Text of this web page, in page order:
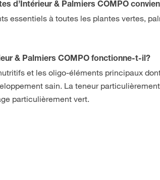
d’Intérieur & Palmiers COMPO
essentiels à toutes les plantes vertes,
& Palmiers COMPO fonctionne-t-il?
et les oligo-éléments principaux
sain. La teneur
particulièrement vert.